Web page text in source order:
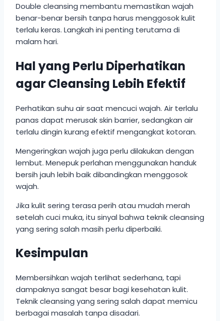
Double cleansing membantu memastikan wajah
benar-benar bersih tanpa harus menggosok kulit
terlalu keras. Langkah ini penting terutama di
malam hari.
Hal yang Perlu Diperhatikan
agar Cleansing Lebih Efektif
Perhatikan suhu air saat mencuci wajah. Air terlalu
panas dapat merusak skin barrier, sedangkan air
terlalu dingin kurang efektif mengangkat kotoran.
Mengeringkan wajah juga perlu dilakukan dengan
lembut. Menepuk perlahan menggunakan handuk
bersih jauh lebih baik dibandingkan menggosok
wajah.
Jika kulit sering terasa perih atau mudah merah
setelah cuci muka, itu sinyal bahwa teknik cleansing
yang sering salah masih perlu diperbaiki.
Kesimpulan
Membersihkan wajah terlihat sederhana, tapi
dampaknya sangat besar bagi kesehatan kulit.
Teknik cleansing yang sering salah dapat memicu
berbagai masalah tanpa disadari.